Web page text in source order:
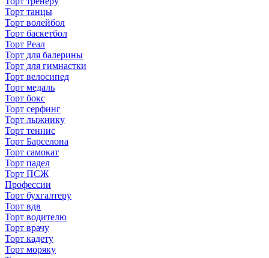
Торт танцы
Торт волейбол
Торт баскетбол
Торт Реал
Торт для балерины
Торт для гимнастки
Торт велосипед
Торт медаль
Торт бокс
Торт серфинг
Торт лыжнику
Торт теннис
Торт Барселона
Торт самокат
Торт падел
Торт ПСЖ
Профессии
Торт бухгалтеру
Торт вдв
Торт водителю
Торт врачу
Торт кадету
Торт моряку